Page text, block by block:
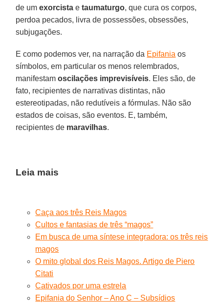
de umexorcista etaumaturgo, que cura os corpos,
perdoa pecados, livra de possessões, obsessões,
subjugações.
E como podemos ver, na narração da Epifania os
símbolos, em particular os menos relembrados,
manifestamoscilações imprevisíveis. Eles são, de
fato, recipientes de narrativas distintas, não
estereotipadas, não redutíveis a fórmulas. Não são
estados de coisas, são eventos. E, também,
recipientes de maravilhas.
Leia mais
Caça aos três Reis Magos
Cultos e fantasias de três “magos”
Em busca de uma síntese integradora: os três reis
magos
O mito global dos Reis Magos. Artigo de Piero
Citati
Cativados por uma estrela
Epifania do Senhor – Ano C – Subsídios